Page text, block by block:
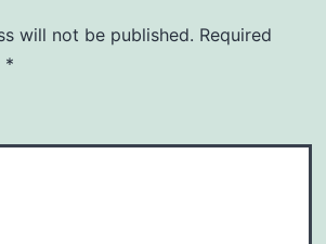
will not be published. Required
*